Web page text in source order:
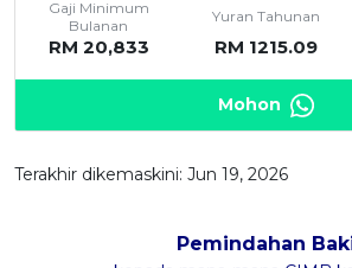
Gaji Minimum
Bulanan
RM 20,833
Yuran Tahunan
RM 1215.09
Mohon
Terakhir dikemaskini: Jun 19, 2026
Pemindahan